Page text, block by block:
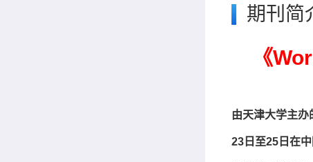
期刊简
《
由天津大学主办
23日至25日在中